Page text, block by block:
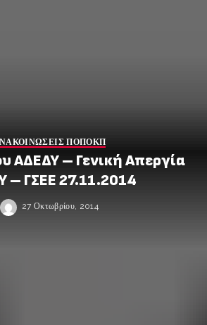
ΠΟΠΟΚΠ
ΑΔΕΔΥ – Γενική Απεργία
– ΓΣΕΕ 27.11.2014
27 Οκτωβρίου, 2014